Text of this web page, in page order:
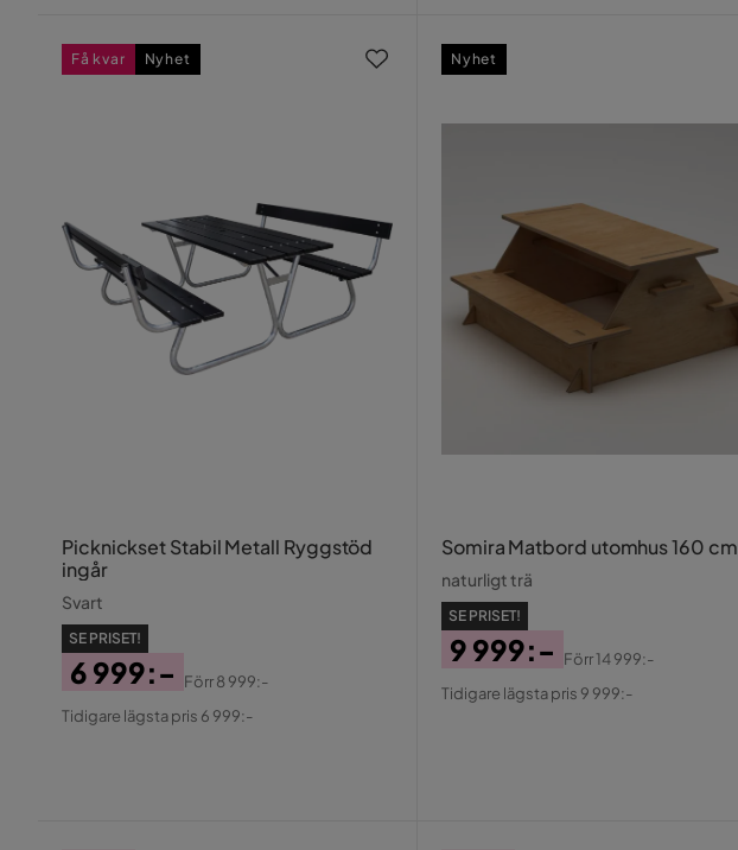
Picknickset Stabil Metall Ryggstöd
ingår
Svart
SE PRISET!
Pris
6 999:-
Original
Förr8 999:-
Tidigare lägsta pris 6 999:-
Få kvar Nyhet
Somira Matbord utomhus 160 cm
naturligt trä
SE PRISET!
Pris
9 999:-
Original
Förr14 999:-
Tidigare lägsta pris 9 999:-
Nyhet